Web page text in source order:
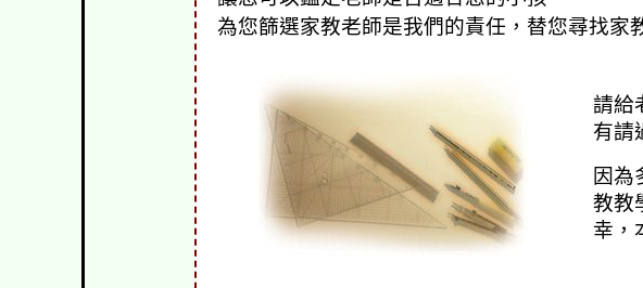
為您篩選家教老師是我們的責任，替您尋找家
請給
有請
因為
教教
幸，